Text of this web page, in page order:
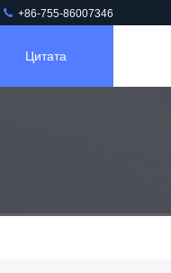
+86-755-86007346
Цитата